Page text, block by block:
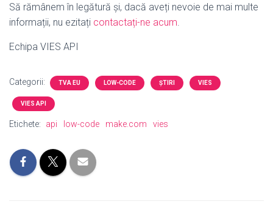
Să rămânem în legătură și, dacă aveți nevoie de mai multe
informații, nu ezitați contactați-ne acum.
Echipa VIES API
Categorii: TVA EU LOW-CODE ȘTIRI VIES
VIES API
Etichete: api low-code make.com vies